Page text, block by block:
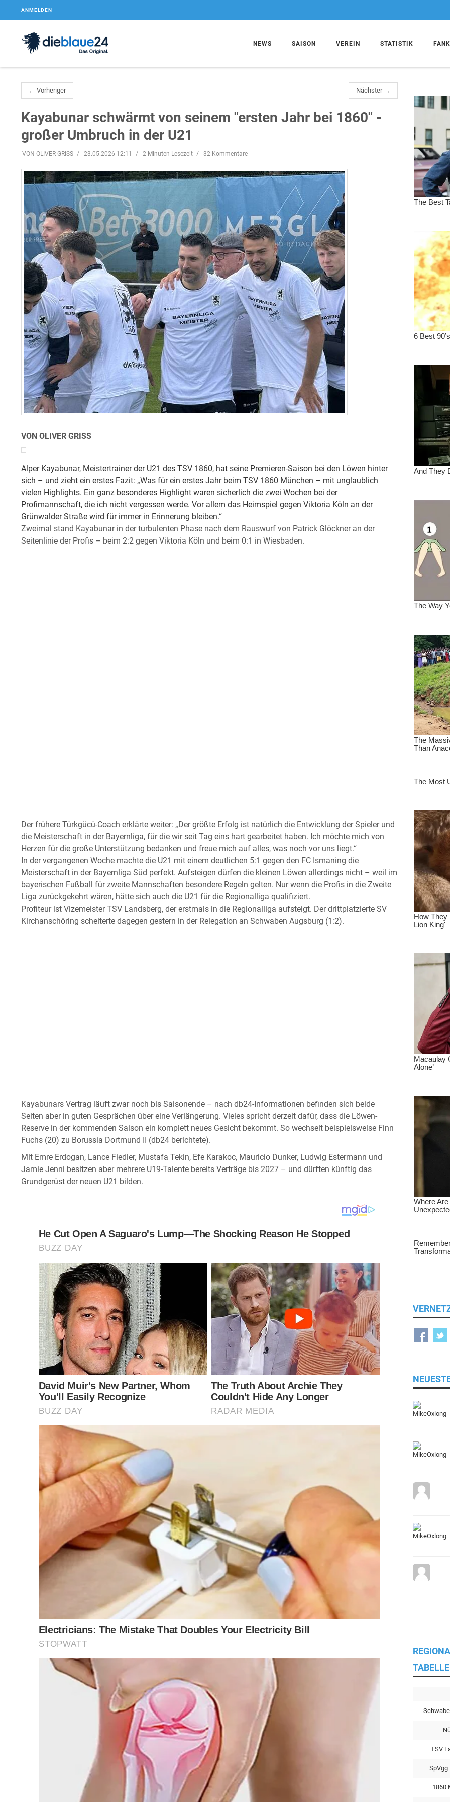
ANMELDEN
NEWS SAISON VEREIN STATISTIK
← Vorheriger Nächster →
Kayabunar schwärmt von seinem "ersten Jahr bei 1860" -
großer Umbruch in der U21
VON OLIVER GRISS 23.05.2026 12:11 2 Minuten Lesezeit 32 Kommentare
VON OLIVER GRISS
Alper Kayabunar, Meistertrainer der U21 des TSV 1860, hat seine Premieren-Saison bei den Löwen hinter
sich – und zieht ein erstes Fazit: „Was für ein erstes Jahr beim TSV 1860 München – mit unglaublich
vielen Highlights. Ein ganz besonderes Highlight waren sicherlich die zwei Wochen bei der
Profimannschaft, die ich nicht vergessen werde. Vor allem das Heimspiel gegen Viktoria Köln an der
Grünwalder Straße wird für immer in Erinnerung bleiben.“
Zweimal stand Kayabunar in der turbulenten Phase nach dem Rauswurf von Patrick Glöckner an der
Seitenlinie der Profis – beim 2:2 gegen Viktoria Köln und beim 0:1 in Wiesbaden.
Der frühere Türkgücü-Coach erklärte weiter: „Der größte Erfolg ist natürlich die Entwicklung der Spieler und
die Meisterschaft in der Bayernliga, für die wir seit Tag eins hart gearbeitet haben. Ich möchte mich von
Herzen für die große Unterstützung bedanken und freue mich auf alles, was noch vor uns liegt.“
In der vergangenen Woche machte die U21 mit einem deutlichen 5:1 gegen den FC Ismaning die
Meisterschaft in der Bayernliga Süd perfekt. Aufsteigen dürfen die kleinen Löwen allerdings nicht – weil im
bayerischen Fußball für zweite Mannschaften besondere Regeln gelten. Nur wenn die Profis in die Zweite
Liga zurückgekehrt wären, hätte sich auch die U21 für die Regionalliga qualifiziert.
Profiteur ist Vizemeister TSV Landsberg, der erstmals in die Regionalliga aufsteigt. Der drittplatzierte SV
Kirchanschöring scheiterte dagegen gestern in der Relegation an Schwaben Augsburg (1:2).
Kayabunars Vertrag läuft zwar noch bis Saisonende – nach db24-Informationen befinden sich beide
Seiten aber in guten Gesprächen über eine Verlängerung. Vieles spricht derzeit dafür, dass die Löwen-
Reserve in der kommenden Saison ein komplett neues Gesicht bekommt. So wechselt beispielsweise Finn
Fuchs (20) zu Borussia Dortmund II (db24 berichtete).
Mit Emre Erdogan, Lance Fiedler, Mustafa Tekin, Efe Karakoc, Mauricio Dunker, Ludwig Estermann und
Jamie Jenni besitzen aber mehrere U19-Talente bereits Verträge bis 2027 – und dürften künftig das
Grundgerüst der neuen U21 bilden.
TABELLE
TSV
SpVgg
1860